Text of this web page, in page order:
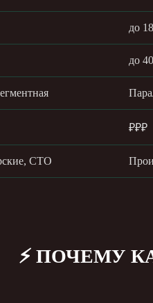
до
до
₽₽₽
СТО
⚡ ПОЧЕМУ